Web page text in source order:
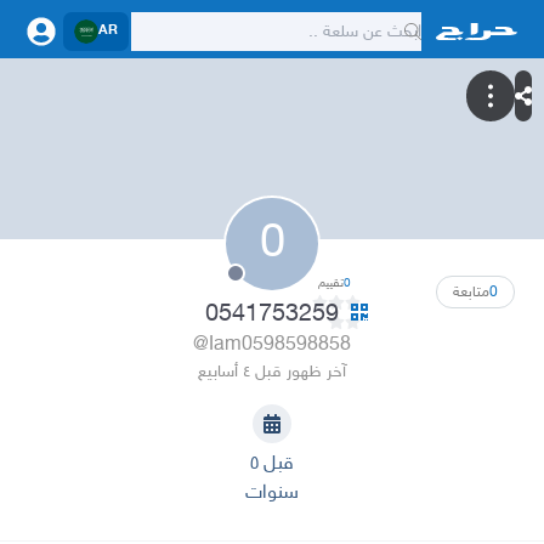
AR
0
0متابعة 0تقييم
0541753259
@Iam0598598858
آخر ظهور قبل ٤ أسابيع
قبل ٥
سنوات